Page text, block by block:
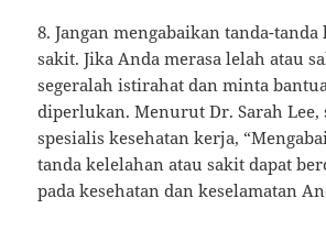
8. Jangan mengabaikan tanda-
sakit. Jika Anda merasa lelah atau
segeralah istirahat dan minta
diperlukan. Menurut Dr. Sarah Lee,
spesialis kesehatan kerja,
tanda kelelahan atau sakit dapat
pada kesehatan dan keselamatan